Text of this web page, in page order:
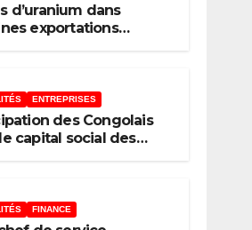
de
d’uranium dans
exportations
ENTREPRISES
des Congolais
capital social des
FINANCE